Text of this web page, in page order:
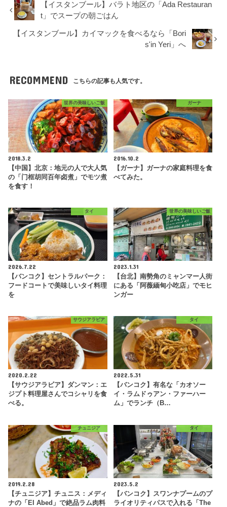
【イスタンブール】バラト地区の「Ada Restauran
t」でスープの朝ごはん
【イスタンブール】カイマックを食べるなら「Bori
s'in Yeri」へ
RECOMMEND こちらの記事も人気です。
世界の美味しいご飯
2018.3.2
【中国】北京：地元の人で大人気
の「门框胡同百年卤煮」でモツ煮
を食す！
ガーナ
2016.10.2
【ガーナ】ガーナの家庭料理を食
べてみた。
タイ
2026.7.22
【バンコク】セントラルパーク：
フードコートで美味しいタイ料理
を
世界の美味しいご飯
2023.1.31
【台北】南勢角のミャンマー人街
にある「阿薇緬甸小吃店」でモヒ
ンガー
サウジアラビア
2020.2.22
【サウジアラビア】ダンマン：エ
ジプト料理屋さんでコシャリを食
べる。
タイ
2022.5.31
【バンコク】有名な「カオソー
イ・ラムドゥアン・ファーハー
ム」でランチ（B…
チュニジア
2019.2.28
【チュニジア】チュニス：メディ
ナの「El Abed」で絶品ラム肉料
タイ
2023.5.2
【バンコク】スワンナプームのプ
ライオリティパスで入れる「The